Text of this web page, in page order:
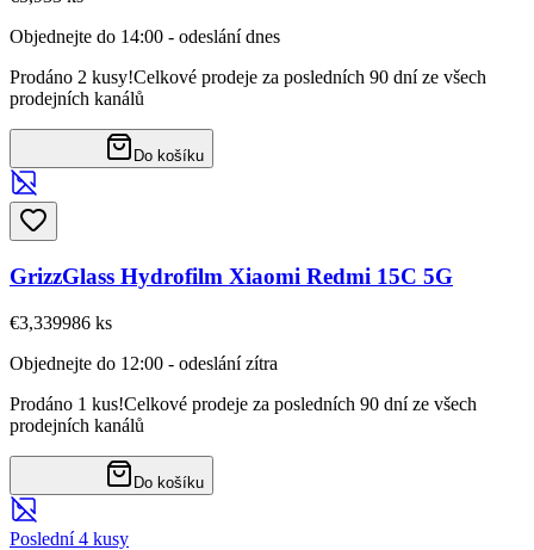
Objednejte do 14:00 - odeslání dnes
Prodáno 2 kusy!Celkové prodeje za posledních 90 dní ze všech
prodejních kanálů
Do košíku
GrizzGlass Hydrofilm Xiaomi Redmi 15C 5G
€3,339986 ks
Objednejte do 12:00 - odeslání zítra
Prodáno 1 kus!Celkové prodeje za posledních 90 dní ze všech
prodejních kanálů
Do košíku
Poslední 4 kusy